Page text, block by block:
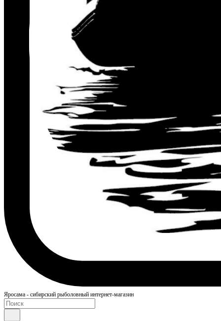
Яросама - сибирский рыболовный интернет-магазин